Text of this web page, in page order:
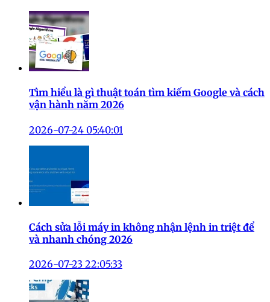
Tìm hiểu là gì thuật toán tìm kiếm Google và cách
vận hành năm 2026
2026-07-24 05:40:01
Cách sửa lỗi máy in không nhận lệnh in triệt để
và nhanh chóng 2026
2026-07-23 22:05:33